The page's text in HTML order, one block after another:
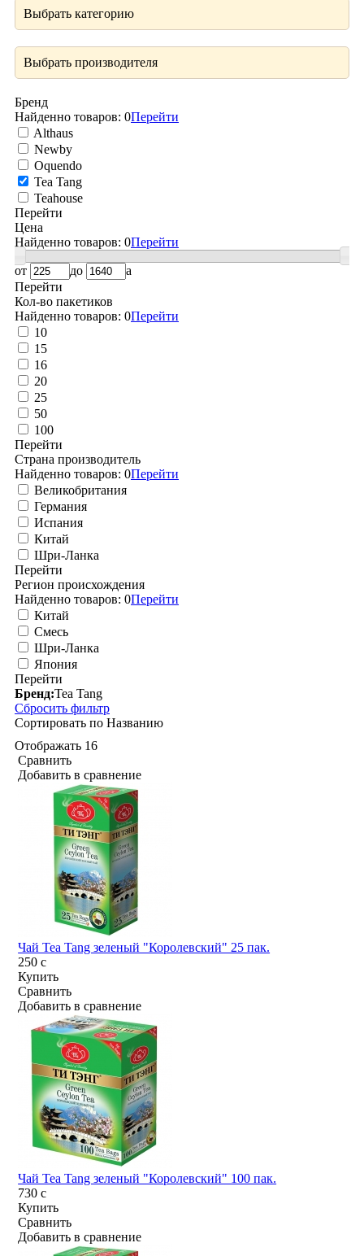
Выбрать категорию
Выбрать производителя
Бренд
Найденно товаров: 0Перейти
Althaus
Newby
Oquendo
Tea Tang
Teahouse
Перейти
Цена
Найденно товаров: 0Перейти
от до
a
Перейти
Кол-во пакетиков
Найденно товаров: 0Перейти
10
15
16
20
25
50
100
Перейти
Страна производитель
Найденно товаров: 0Перейти
Великобритания
Германия
Испания
Китай
Шри-Ланка
Перейти
Регион происхождения
Найденно товаров: 0Перейти
Китай
Смесь
Шри-Ланка
Япония
Перейти
Бренд:Tea Tang
Сбросить фильтр
Сортировать по Названию
Отображать 16
Сравнить
Добавить в сравнение
Чай Tea Tang зеленый "Королевский" 25 пак.
250c
Купить
Сравнить
Добавить в сравнение
Чай Tea Tang зеленый "Королевский" 100 пак.
730c
Купить
Сравнить
Добавить в сравнение